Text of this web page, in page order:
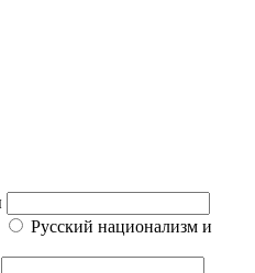
Русский национализм и